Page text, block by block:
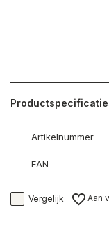
Artikelnummer
EAN
Vergelijk Aan